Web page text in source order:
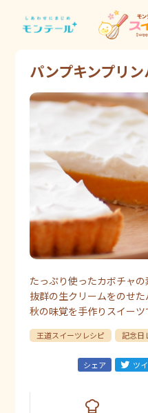
パンプキンプリン
たっぷり使ったカボチャ
抜群の生クリームをのせた
秋の味覚を手作りスイー
王道スイーツレシピ 記念日
シェア ツ